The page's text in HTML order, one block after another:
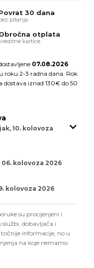
30 dana
pitanja
otplata
kartice
07.08.2026
roku 2-3 radna dana. Rok
dostava iznad 130€ do 50
10. kolovoza
kolovoza 2026
kolovoza 2026
su procijenjeni i
dobavljača i
informacije, no u
na koje nemamo